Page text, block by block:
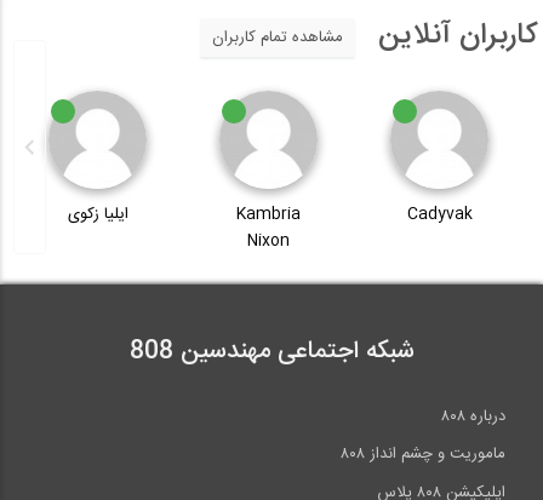
کاربران آنلاین مشاهده تمام کاربران
Cadyvak
Kambria
Nixon
ایلیا زکوی
شبکه اجتماعی مهندسین 808
درباره ۸۰۸
ماموریت و چشم انداز ۸۰۸
اپلیکیشن ۸۰۸ پلاس